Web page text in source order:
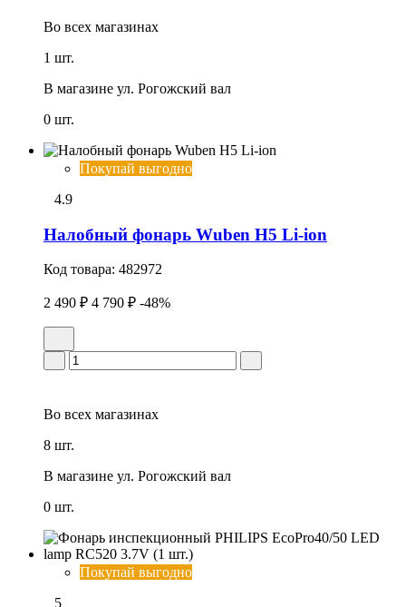
Во всех магазинах
1 шт.
В магазине ул. Рогожский вал
0 шт.
Покупай выгодно
4.9
Налобный фонарь Wuben H5 Li-ion
Код товара: 482972
2 490 ₽ 4 790 ₽ -48%
Во всех магазинах
8 шт.
В магазине ул. Рогожский вал
0 шт.
Покупай выгодно
5